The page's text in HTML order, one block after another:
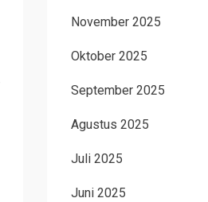
November 2025
Oktober 2025
September 2025
Agustus 2025
Juli 2025
Juni 2025